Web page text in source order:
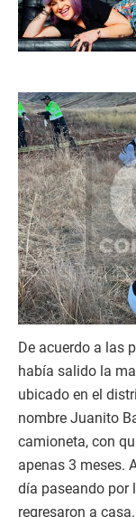
De acuerdo a las
había salido la
ubicado en el
nombre Juanito
camioneta, con
apenas 3 meses.
día paseando por
regresaron a casa.